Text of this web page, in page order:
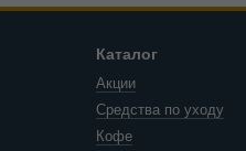
Каталог
Акции
Средства по уходу
Кофе